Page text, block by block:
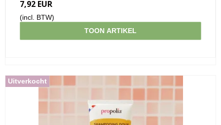
7,92 EUR
(incl. BTW)
TOON ARTIKEL
Uitverkocht